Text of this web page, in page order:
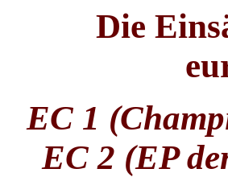
Die
EC 1
EC 2 (EP